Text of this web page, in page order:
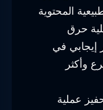
المحتوية
حرق
إيجابي في
وأكثر
عملية